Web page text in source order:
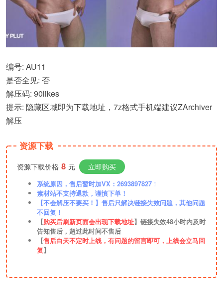
编号: AU11
是否全见: 否
解压码: 90likes
提示: 隐藏区域即为下载地址，7z格式手机端建议ZArchiver
解压
资源下载
资源下载价格 8 元 立即购买
系统原因，售后暂时加VX：2693897827 ！
素材站不支持退款，谨慎下单！
【不会解压不要买！】售后只解决链接失效问题，其他问题
不回复！
【购买后刷新页面会出现下载地址】链接失效48小时内及时
告知售后，超过此时间不售后
【售后白天不定时上线，有问题的留言即可，上线会立马回
复】